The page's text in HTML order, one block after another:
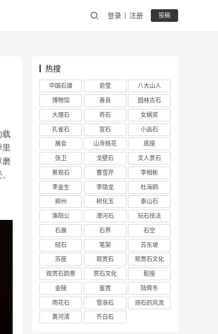
登录 注册 投稿
载
磨
热搜
中国石谱 俞莹
八大山人
博物馆
善良
园林古石
大理石
奇石
女娲奖
孔雀石
宣石
小品石
展会
山寺桃花
底座
张卫
戈壁石
文人赏石
景观石
曹雪芹
李相彬
李金生
李隐龙
杜海鸥
柳州
树化玉
泰山石
渔阳公
潦河石
玩石技法
石展
石界
石空
砚石
笔架
苏东坡
苏座
观赏石
观赏石文化
观赏石韵意
赏石文化
配座
金陵
鉴赏
陆舜冬
雨花石
雪浪石
顽石的风流
黄河清
齐白石